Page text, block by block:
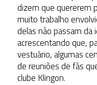
dizem que quererem
muito trabalho
delas não passam da
acrescentando que,
vestuário, algumas
de reuniões de fãs
clube Klingon.